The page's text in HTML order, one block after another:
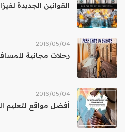
القوانين الجديدة
04‏/05‏/2016
رحلات مجانية
04‏/05‏/2016
أفضل مواقع لتعليم